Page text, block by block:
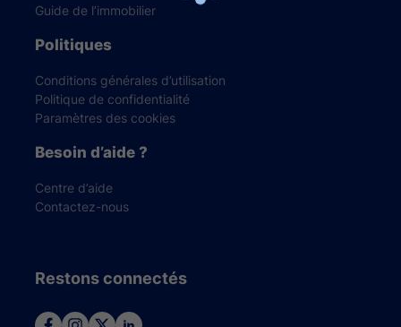
Guide de l’immobilier
Politiques
Conditions générales d’utilisation
Politique de confidentialité
Paramètres des cookies
Besoin d’aide ?
Centre d’aide
Contactez-nous
Restons connectés